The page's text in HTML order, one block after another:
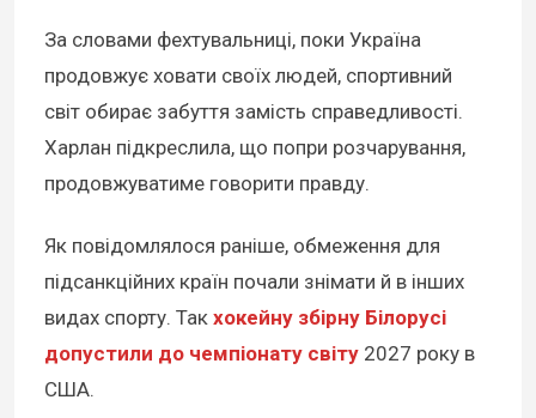
За словами фехтувальниці, поки Україна
продовжує ховати своїх людей, спортивний
світ обирає забуття замість справедливості.
Харлан підкреслила, що попри розчарування,
продовжуватиме говорити правду.
Як повідомлялося раніше, обмеження для
підсанкційних країн почали знімати й в інших
видах спорту. Так хокейну збірну Білорусі
допустили до чемпіонату світу 2027 року в
США.